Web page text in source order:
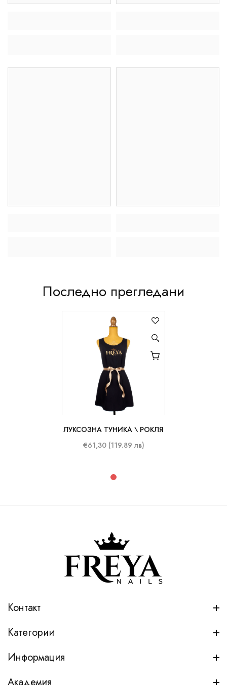
Последно прегледани
M L XL
ЛУКСОЗНА ТУНИКА \ РОКЛЯ
€61,30 (119.89 лв)
Контакт
Категории
Информация
Академия